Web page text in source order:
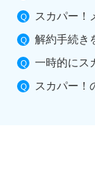
スカパー！
解約手続き
一時的にス
スカパー！